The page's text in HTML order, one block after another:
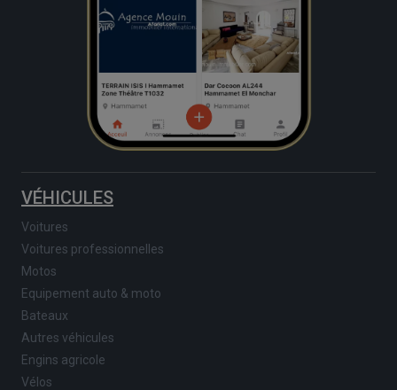
VÉHICULES
Voitures
Voitures professionnelles
Motos
Equipement auto & moto
Bateaux
Autres véhicules
Engins agricole
Vélos